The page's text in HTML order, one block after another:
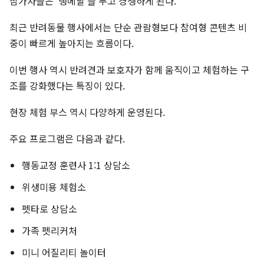
최근 반려동물 행사에서는 단순 관람형보다 참여형 콘텐츠 비
중이 빠르게 높아지는 흐름이다.
이번 행사 역시 반려견과 보호자가 함께 움직이고 체험하는 구
조를 강화했다는 특징이 있다.
현장 체험 부스 역시 다양하게 운영된다.
주요 프로그램은 다음과 같다.
행동교정 훈련사 1:1 상담소
위생미용 체험소
펫타로 상담소
가족 펫리커처
미니 어질리티 놀이터